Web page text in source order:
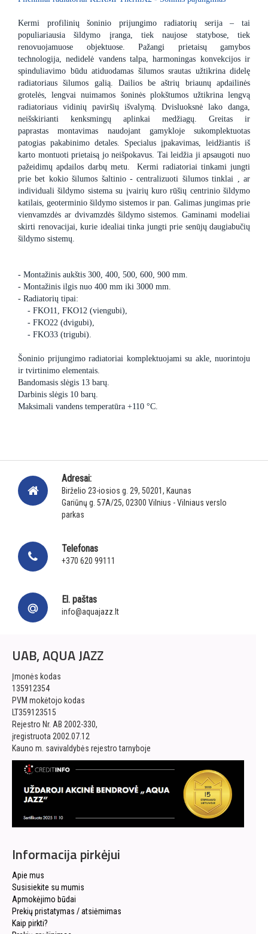
Kermi profilinių šoninio prijungimo radiatorių serija – tai
populiariausia šildymo įranga, tiek naujose statybose, tiek
renovuojamuose objektuose. Pažangi prietaisų gamybos
technologija, nedidelė vandens talpa, harmoningas konvekcijos ir
spinduliavimo būdu atiduodamas šilumos srautas užtikrina didelę
radiatoriaus šilumos galią. Dailios be aštrių briaunų apdailinės
grotelės, lengvai nuimamos šoninės plokštumos užtikrina lengvą
radiatoriaus vidinių paviršių išvalymą. Dvisluoksnė lako danga,
neišskirianti kenksmingų aplinkai medžiagų. Greitas ir
paprastas montavimas naudojant gamykloje sukomplektuotas
patogias pakabinimo detales. Specialus įpakavimas, leidžiantis iš
karto montuoti prietaisą jo neišpokavus. Tai leidžia ji apsaugoti nuo
pažeidimų apdailos darbų metu. Kermi radiatoriai tinkami jungti
prie bet kokio šilumos šaltinio - centralizuoti šilumos tinklai , ar
individuali šildymo sistema su įvairių kuro rūšių centrinio šildymo
katilais, geoterminio šildymo sistemos ir pan. Galimas jungimas prie
vienvamzdės ar dvivamzdės šildymo sistemos. Gaminami modeliai
skirti renovacijai, kurie idealiai tinka jungti prie senūjų daugiabučių
šildymo sistemų.
- Montažinis aukštis 300, 400, 500, 600, 900 mm.
- Montažinis ilgis nuo 400 mm iki 3000 mm.
- Radiatorių tipai:
- FKO11, FKO12 (viengubi),
- FKO22 (dvigubi),
- FKO33 (trigubi).
Šoninio prijungimo radiatoriai komplektuojami su akle, nuorintoju
ir tvirtinimo elementais.
Bandomasis slėgis 13 barų.
Darbinis slėgis 10 barų.
Maksimali vandens temperatūra +110 °C.
Adresai:
Birželio 23-iosios g. 29, 50201, Kaunas
Gariūnų g. 57A/25, 02300 Vilnius - Vilniaus verslo
parkas
Telefonas
+370 620 99111
El. paštas
info@aquajazz.lt
UAB, AQUA JAZZ
Įmonės kodas
135912354
PVM mokėtojo kodas
LT359123515
Rejestro Nr. AB 2002-330,
įregistruota 2002.07.12
Kauno m. savivaldybės rejestro tarnyboje
Informacija pirkėjui
Apie mus
Susisiekite su mumis
Apmokėjimo būdai
Prekių pristatymas / atsiėmimas
Kaip pirkti?